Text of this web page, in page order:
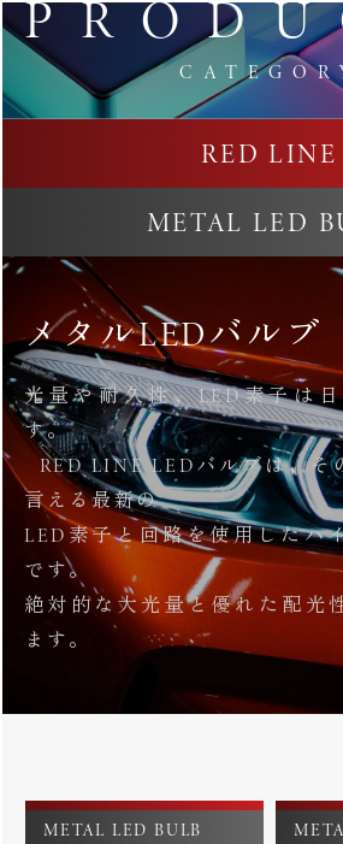
RED LINE
METAL LED
メタルLEDバルブ
光量や耐久性、LED素子は
す。
RED LINE LEDバルブは、そ
言える最新の
LED素子と回路を使用したハ
です。
絶対的な大光量と優れた配光
ます。
METAL LED BULB